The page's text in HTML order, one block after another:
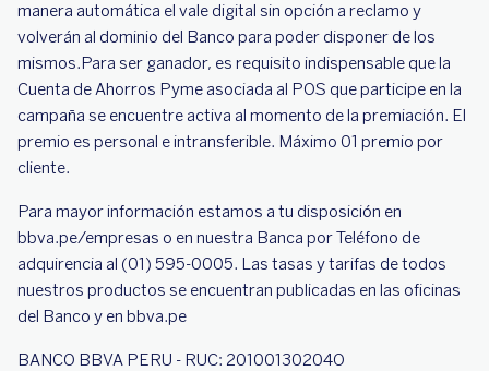
manera automática el vale digital sin opción a reclamo y
volverán al dominio del Banco para poder disponer de los
mismos.Para ser ganador, es requisito indispensable que la
Cuenta de Ahorros Pyme asociada al POS que participe en la
campaña se encuentre activa al momento de la premiación. El
premio es personal e intransferible. Máximo 01 premio por
cliente.
Para mayor información estamos a tu disposición en
bbva.pe/empresas o en nuestra Banca por Teléfono de
adquirencia al (01) 595-0005. Las tasas y tarifas de todos
nuestros productos se encuentran publicadas en las oficinas
del Banco y en bbva.pe
BANCO BBVA PERU - RUC: 20100130204O